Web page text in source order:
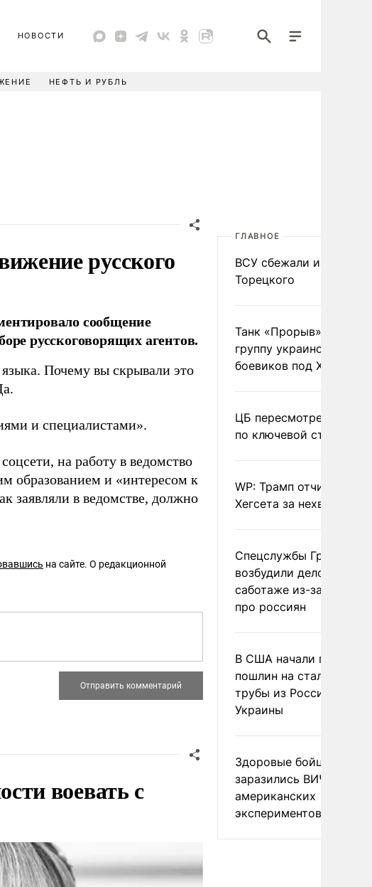
НОВОСТИ
НЕФТЬ И РУБЛЬ
русского
сообщение
русскоговорящих агентов.
Почему вы скрывали это
и специалистами».
на работу в ведомство
образованием и «интересом к
заявляли в ведомстве, должно
на сайте. О редакционной
воевать с
ГЛАВНОЕ
ВСУ сбежали из
Торецкого
Танк «Прорыв»
группу украинских
боевиков под
ЦБ пересмотрел
по ключевой ставке
WP: Трамп отчитал
Хегсета за нехватку
Спецслужбы Грузии
возбудили дело о
саботаже из-за фейков
про россиян
В США начали
пошлин на стальные
трубы из России и с
Украины
Здоровые бойцы ВСУ
заразились ВИЧ после
американских
экспериментов